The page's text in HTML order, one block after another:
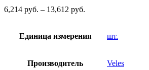
6,214 руб. – 13,612 руб.
руб.
Единица измерения шт.
Производитель Veles